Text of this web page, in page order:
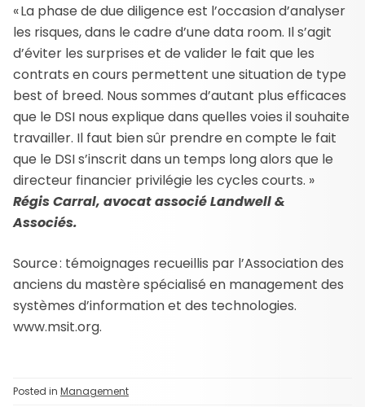
« La phase de due diligence est l’occasion d’analyser
les risques, dans le cadre d’une data room. Il s’agit
d’éviter les surprises et de valider le fait que les
contrats en cours permettent une situation de type
best of breed. Nous sommes d’autant plus efficaces
que le DSI nous explique dans quelles voies il souhaite
travailler. Il faut bien sûr prendre en compte le fait
que le DSI s’inscrit dans un temps long alors que le
directeur financier privilégie les cycles courts. »
Régis Carral, avocat associé Landwell &
Associés.
Source : témoignages recueillis par l’Association des
anciens du mastère spécialisé en management des
systèmes d’information et des technologies.
www.msit.org.
Posted in Management